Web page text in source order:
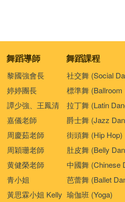
舞蹈導師 舞蹈課程
黎國強會長
婷婷團長
譚少強、王鳳清
嘉儀老師
周慶茹老師
周穎珊老師
黄健榮老師
青小姐
黃思霖小姐 Kelly
社交舞 (Social
標準舞 (Ballroom
拉丁舞 (Latin
爵士舞 (Jazz
街頭舞 (Hip Hop)
肚皮舞 (Belly
中國舞 (Chinese
芭蕾舞 (Ballet
瑜伽班 (Yoga)